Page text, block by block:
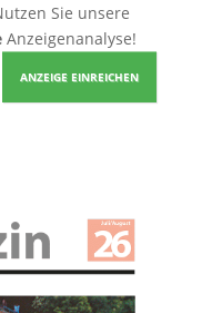
Sie unsere
Anzeigenanalyse!
ANZEIGE EINREICHEN